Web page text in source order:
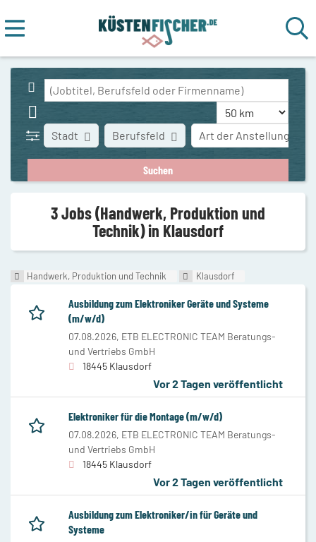
Stadt Art der Anstellung
Berufsfeld
3 Jobs (Handwerk, Produktion und
Technik) in Klausdorf
Handwerk, Produktion und Technik Klausdorf
Ausbildung zum Elektroniker Geräte und Systeme
(m/w/d)
07.08.2026, ETB ELECTRONIC TEAM Beratungs-
und Vertriebs GmbH
18445 Klausdorf
Vor 2 Tagen veröffentlicht
Elektroniker für die Montage (m/w/d)
07.08.2026, ETB ELECTRONIC TEAM Beratungs-
und Vertriebs GmbH
18445 Klausdorf
Vor 2 Tagen veröffentlicht
Ausbildung zum Elektroniker/in für Geräte und
Systeme